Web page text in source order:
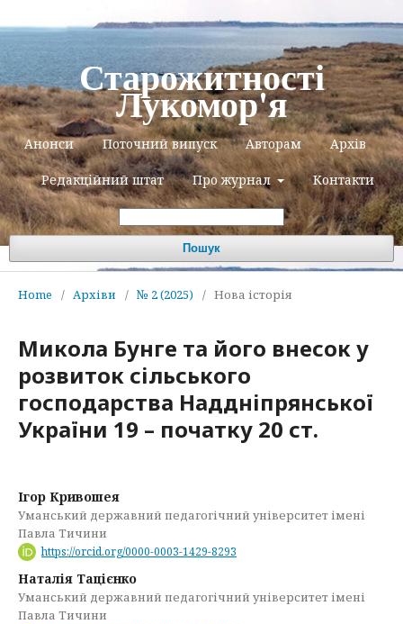
Старожитності
Лукомор'я
Анонси Поточний випуск Авторам Архів
Редакційний штат Про журнал Контакти
Пошук
Home / Архіви / № 2 (2025) / Нова історія
Микола Бунге та його внесок у
розвиток сільського
господарства Наддніпрянської
України 19 – початку 20 ст.
Ігор Кривошея
Уманський державний педагогічний університет імені
Павла Тичини
https://orcid.org/0000-0003-1429-8293
Наталія Тацієнко
Уманський державний педагогічний університет імені
Павла Тичини